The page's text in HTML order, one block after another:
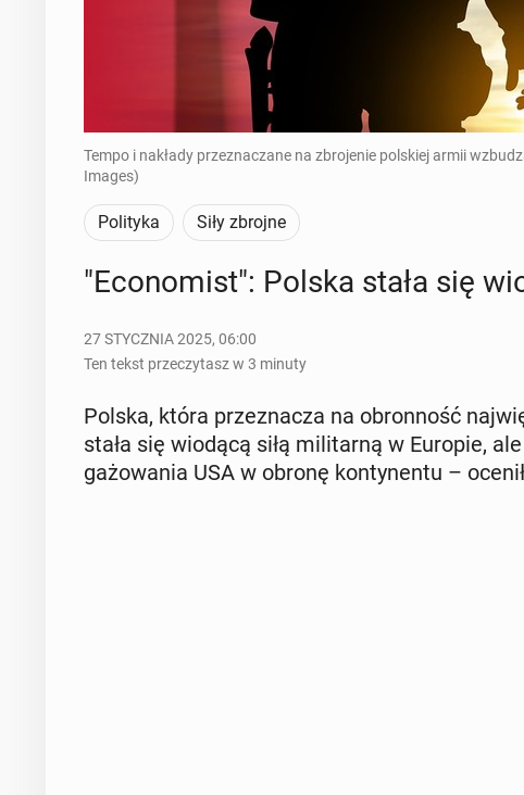
Tempo i nakłady przeznaczane na zbrojenie polskiej armii
Images)
Polityka Siły zbrojne
"Eco­no­mist": Polska stała się
27 STYCZNIA 2025, 06:00
Ten tekst przeczytasz w 3 minuty
Polska, która prze­zna­cza na obron­ność
stała się wiodącą siłą mi­li­tar­ną w Europie,
ga­żo­wa­nia USA w obronę kon­ty­nen­tu –